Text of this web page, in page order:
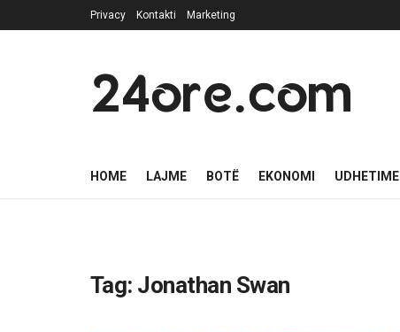
Privacy Kontakti Marketing
24ore.com
HOME LAJME BOTË EKONOMI UDHETIME
Tag: Jonathan Swan